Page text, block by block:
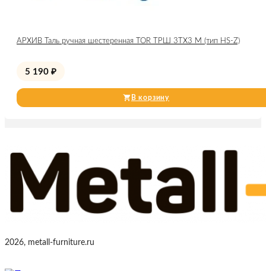
АРХИВ Таль ручная шестеренная TOR ТРШ 3ТХ3 М (тип HS-Z)
5 190 ₽
В корзину
2026, metall-furniture.ru